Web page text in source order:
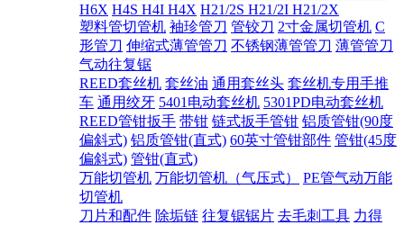
H6X H4S H4I H4X H21/2S H21/2I H21/2X
塑料管切管机 袖珍管刀 管铰刀 2寸金属切管机 C
形管刀 伸缩式薄管管刀 不锈钢薄管管刀 薄管管刀
气动往复锯
REED套丝机 套丝油 通用套丝头 套丝机专用手推
车 通用绞牙 5401电动套丝机 5301PD电动套丝机
REED管钳扳手 带钳 链式扳手管钳 铝质管钳(90度
偏斜式) 铝质管钳(直式) 60英寸管钳部件 管钳(45度
偏斜式) 管钳(直式)
万能切管机 万能切管机（气压式）
PE管气动万能
切管机
刀片和配件 除垢链 往复锯锯片 去毛刺工具 力得